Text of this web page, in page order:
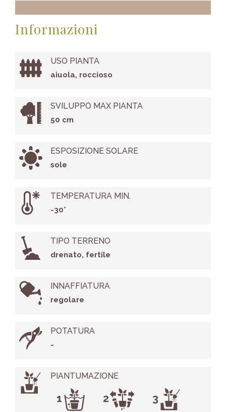
Informazioni
USO PIANTA
aiuola, roccioso
SVILUPPO MAX PIANTA
50 cm
ESPOSIZIONE SOLARE
sole
TEMPERATURA MIN.
-30°
TIPO TERRENO
drenato, fertile
INNAFFIATURA
regolare
POTATURA
-
PIANTUMAZIONE